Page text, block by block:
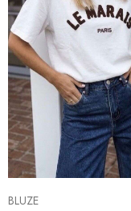
BLUZE